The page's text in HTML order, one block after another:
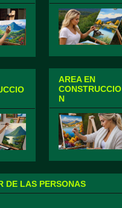
AREA EN
CONSTRUCCIO
N
DE LAS PERSONAS